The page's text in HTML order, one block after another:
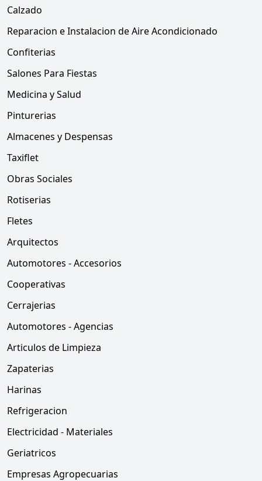
Calzado
Reparacion e Instalacion de Aire Acondicionado
Confiterias
Salones Para Fiestas
Medicina y Salud
Pinturerias
Almacenes y Despensas
Taxiflet
Obras Sociales
Rotiserias
Fletes
Arquitectos
Automotores - Accesorios
Cooperativas
Cerrajerias
Automotores - Agencias
Articulos de Limpieza
Zapaterias
Harinas
Refrigeracion
Electricidad - Materiales
Geriatricos
Empresas Agropecuarias